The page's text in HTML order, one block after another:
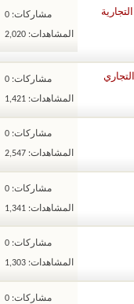
مشاركات: 0
المشاهدات: 2,020
مشاركات: 0
المشاهدات: 1,421
مشاركات: 0
المشاهدات: 2,547
مشاركات: 0
المشاهدات: 1,341
مشاركات: 0
المشاهدات: 1,303
مشاركات: 0